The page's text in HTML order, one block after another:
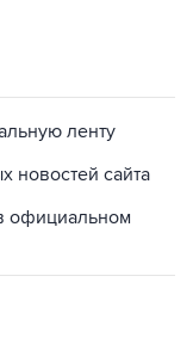
ленту
новостей сайта
официальном